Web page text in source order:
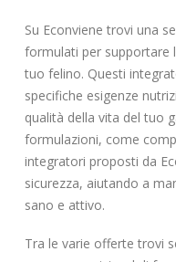
Su Econviene trovi una
formulati per supportare
tuo felino. Questi
specifiche esigenze
qualità della vita del tuo
formulazioni, come
integratori proposti da
sicurezza, aiutando a
sano e attivo.
Tra le varie offerte trovi